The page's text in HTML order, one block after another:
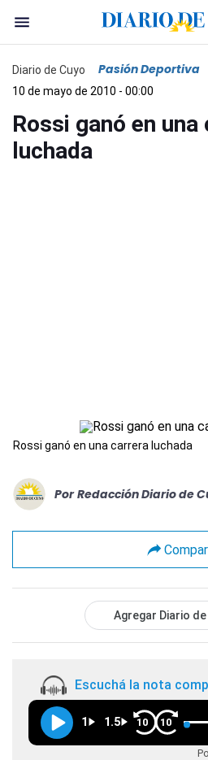
Diario de Cuyo Pasión Deportiva
10 de mayo de 2010 - 00:00
Rossi ganó en
luchada
Rossi ganó en una carrera luchada
Por Redacción Diario de
Agregar Diario de
Escuchá la nota
1 1.5 10 10